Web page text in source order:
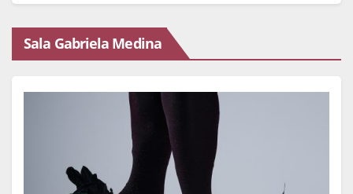
Sala Gabriela Medina